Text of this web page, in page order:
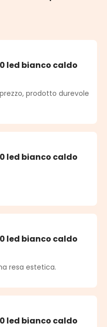
led bianco caldo
von 5 von 5 Sternen
prodotto durevole
led bianco caldo
von 5 von 5 Sternen
led bianco caldo
von 5 von 5 Sternen
resa estetica.
led bianco caldo